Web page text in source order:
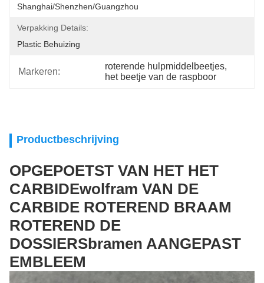
Shanghai/Shenzhen/Guangzhou
Verpakking Details:
Plastic Behuizing
Markeren:
roterende hulpmiddelbeetjes,
het beetje van de raspboor
Productbeschrijving
OPGEPOETST VAN HET HET
CARBIDEwolfram VAN DE
CARBIDE ROTEREND BRAAM
ROTEREND DE
DOSSIERSbramen AANGEPAST
EMBLEEM